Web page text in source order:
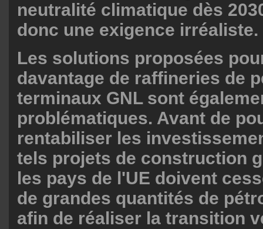
neutralité climatique dès
donc une exigence irréaliste.
Les solutions proposées
davantage de raffineries de
terminaux GNL sont
problématiques. Avant de
rentabiliser les
tels projets de construction
les pays de l'UE doivent
de grandes quantités de
afin de réaliser la transition